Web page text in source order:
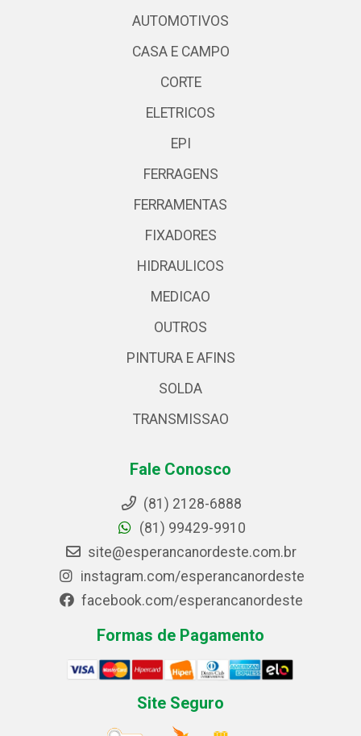
AUTOMOTIVOS
CASA E CAMPO
CORTE
ELETRICOS
EPI
FERRAGENS
FERRAMENTAS
FIXADORES
HIDRAULICOS
MEDICAO
OUTROS
PINTURA E AFINS
SOLDA
TRANSMISSAO
Fale Conosco
(81) 2128-6888
(81) 99429-9910
site@esperancanordeste.com.br
instagram.com/esperancanordeste
facebook.com/esperancanordeste
Formas de Pagamento
Site Seguro